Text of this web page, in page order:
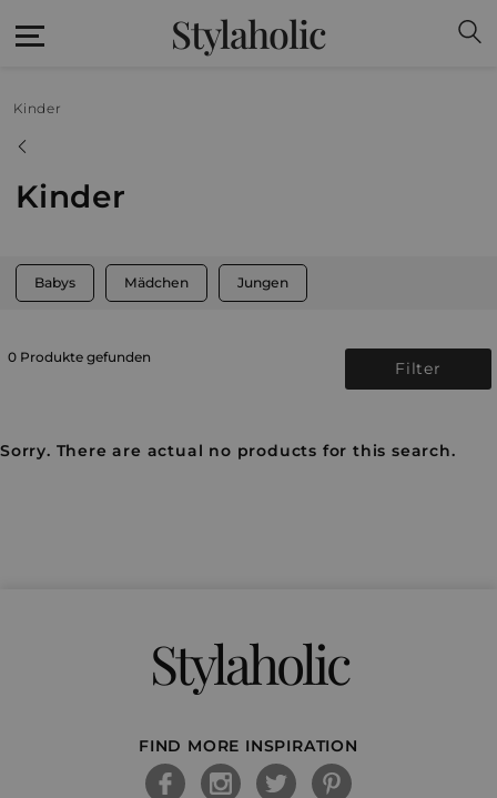
Stylaholic
Kinder
Kinder
Babys Mädchen Jungen
0 Produkte gefunden
Filter
Sorry. There are actual no products for this search.
Stylaholic
FIND MORE INSPIRATION